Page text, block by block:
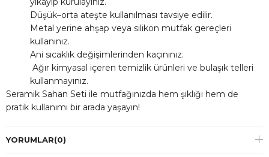
Düşük–orta ateşte kullanılması tavsiye edilir.
Metal yerine ahşap veya silikon mutfak gereçleri
kullanınız.
Ani sıcaklık değişimlerinden kaçınınız.
Ağır kimyasal içeren temizlik ürünleri ve bulaşık telleri
kullanmayınız.
Seramik Sahan Seti ile mutfağınızda hem şıklığı hem de
pratik kullanımı bir arada yaşayın!
YORUMLAR(0)